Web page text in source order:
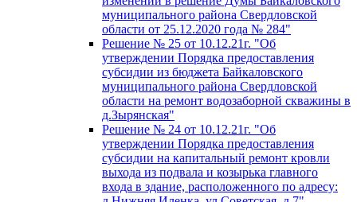
муниципального района Свердловской
области от 25.12.2020 года № 284"
Решение № 25 от 10.12.21г. "Об
утверждении Порядка предоставления
субсидии из бюджета Байкаловского
муниципального района Свердловской
области на ремонт водозаборной скважины в
д.Зырянская"
Решение № 24 от 10.12.21г. "Об
утверждении Порядка предоставления
субсидии на капитальный ремонт кровли
выхода из подвала и козырька главного
входа в здание, расположенного по адресу: